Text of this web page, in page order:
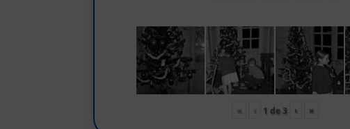
« ‹ 1 de3 › »